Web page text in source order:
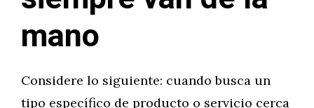
mano
Considere lo siguiente: cuando busca un
tipo específico de producto o servicio cerca